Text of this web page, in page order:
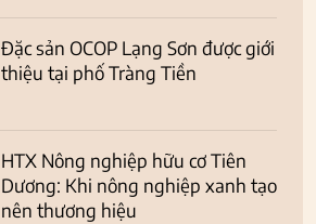
Đặc sản OCOP Lạng Sơn được giới
thiệu tại phố Tràng Tiền
HTX Nông nghiệp hữu cơ Tiên
Dương: Khi nông nghiệp xanh tạo
nên thương hiệu